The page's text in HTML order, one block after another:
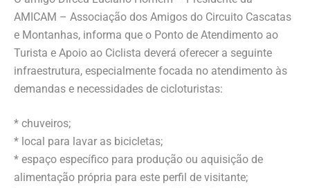
AMICAM – Associação dos Amigos do Circuito Cascatas
e Montanhas, informa que o Ponto de Atendimento ao
Turista e Apoio ao Ciclista deverá oferecer a seguinte
infraestrutura, especialmente focada no atendimento às
demandas e necessidades de cicloturistas:
* chuveiros;
* local para lavar as bicicletas;
* espaço específico para produção ou aquisição de
alimentação própria para este perfil de visitante;